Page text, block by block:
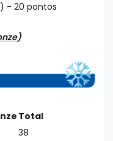
- 20 pontos
Total
38